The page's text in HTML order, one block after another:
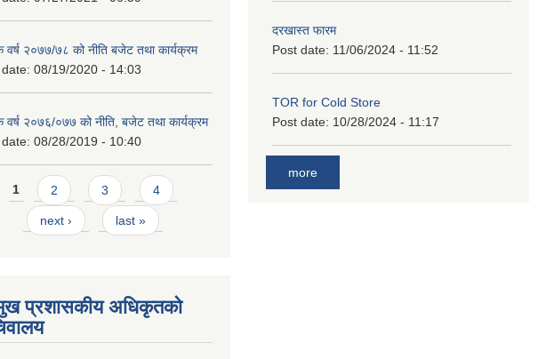
वर्ष २०७७/७८ को नीति बजेट तथा कार्यक्रम
08/19/2020 - 14:03
वर्ष २०७६/०७७ को नीति, बजेट तथा कार्यक्रम
08/28/2019 - 10:40
1 2 3 4
next › last »
दरखास्त फारम
Post date: 11/06/2024 - 11:52
TOR for Cold Store
Post date: 10/28/2024 - 11:17
more
प्रशासकीय अधिकृतको